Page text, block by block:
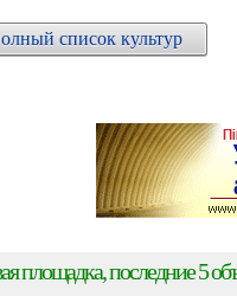
список культур
площадка, последние 5